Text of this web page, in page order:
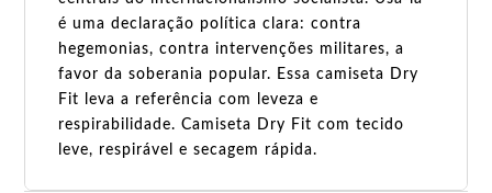
é uma declaração política clara: contra
hegemonias, contra intervenções militares, a
favor da soberania popular. Essa camiseta Dry
Fit leva a referência com leveza e
respirabilidade. Camiseta Dry Fit com tecido
leve, respirável e secagem rápida.